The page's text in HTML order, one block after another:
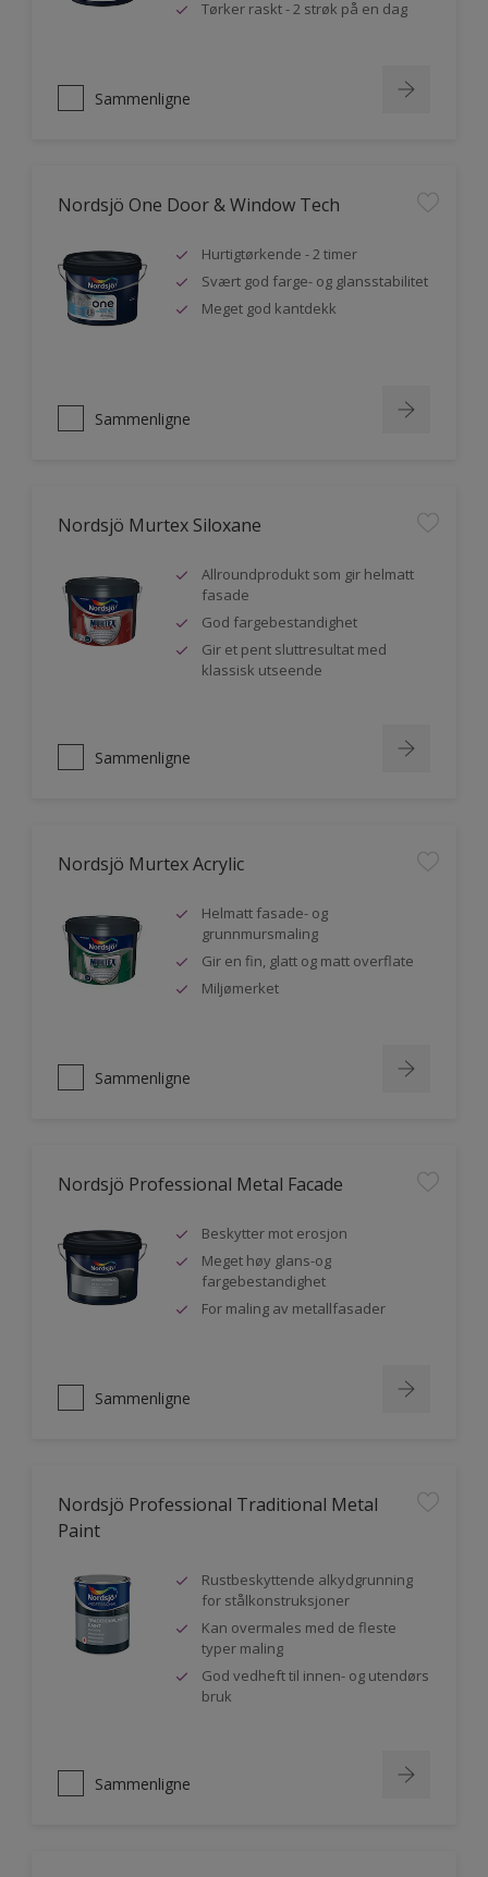
Tørker raskt - 2 strøk på en dag
Sammenligne
Nordsjö One Door & Window Tech
Hurtigtørkende - 2 timer
Svært god farge- og glansstabilitet
Meget god kantdekk
Sammenligne
Nordsjö Murtex Siloxane
Allroundprodukt som gir helmatt
fasade
God fargebestandighet
Gir et pent sluttresultat med
klassisk utseende
Sammenligne
Nordsjö Murtex Acrylic
Helmatt fasade- og
grunnmursmaling
Gir en fin, glatt og matt overflate
Miljømerket
Sammenligne
Nordsjö Professional Metal Facade
Beskytter mot erosjon
Meget høy glans-og
fargebestandighet
For maling av metallfasader
Sammenligne
Nordsjö Professional Traditional Metal
Paint
Rustbeskyttende alkydgrunning
for stålkonstruksjoner
Kan overmales med de fleste
typer maling
God vedheft til innen- og utendørs
bruk
Sammenligne